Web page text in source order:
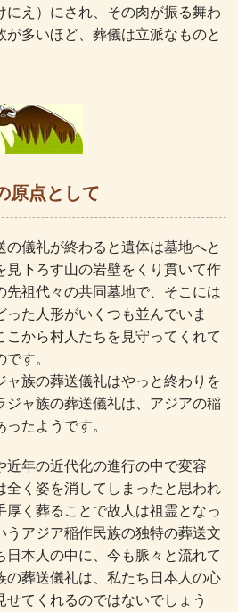
にえ）にされ、その肉が振る舞わ
が多いほど、葬儀は立派なものと
原点として
の儀礼が終わると遺体は墓地へと
見下ろす山の岩壁をくり貫いて作
先祖代々の共同墓地で、そこには
た人形がいくつも並んでいま
こから村人たちを見守ってくれて
す。
ャ族の葬送儀礼はやっと終わりを
ジャ族の葬送儀礼は、アジアの稲
たようです。
近年の近代化の進行の中で変容
全く姿を消してしまったと思われ
厚く葬ることで故人は祖霊となっ
うアジア稲作民族の独特の葬送文
日本人の中に、今も脈々と流れて
の葬送儀礼は、私たち日本人の心
てくれるのではないでしょう